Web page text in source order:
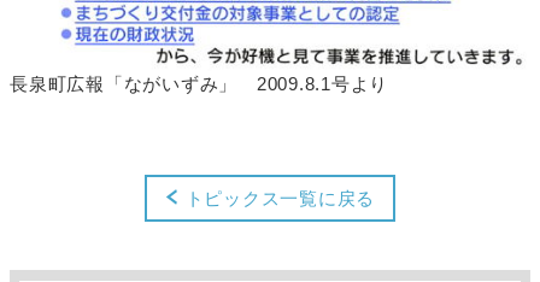
長泉町広報「ながいずみ」 2009.8.1号より
トピックス一覧に戻る